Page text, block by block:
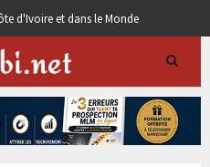
d'Ivoire et dans le Monde